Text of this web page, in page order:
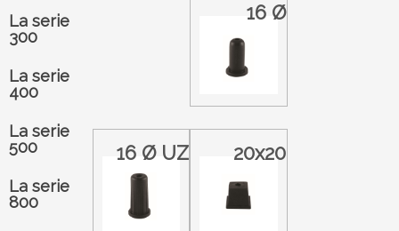
La serie
300
La serie
400
La serie
500
La serie
800
16 Ø
16 Ø UZ 20x20